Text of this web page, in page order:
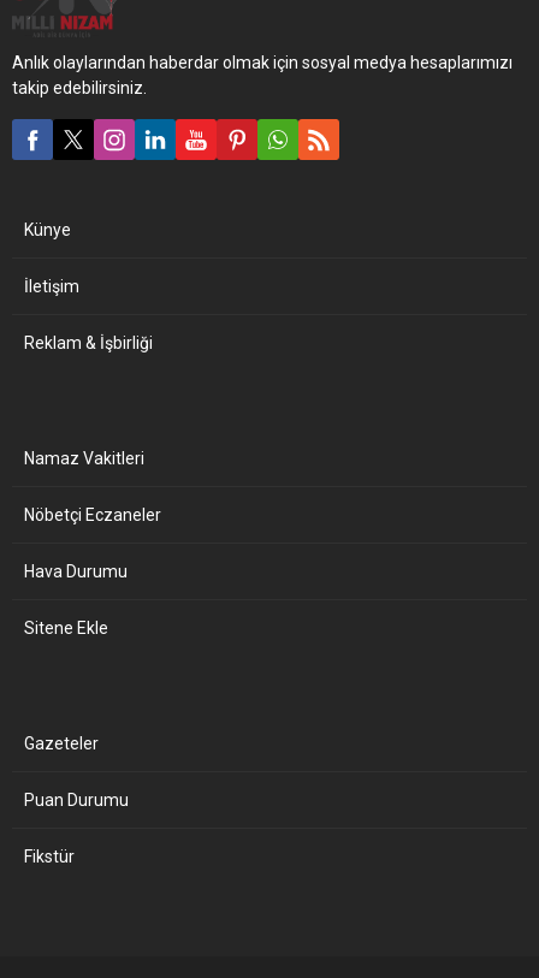
Anlık olaylarından haberdar olmak için sosyal medya hesaplarımızı
takip edebilirsiniz.
Künye
İletişim
Reklam & İşbirliği
Namaz Vakitleri
Nöbetçi Eczaneler
Hava Durumu
Sitene Ekle
Gazeteler
Puan Durumu
Fikstür